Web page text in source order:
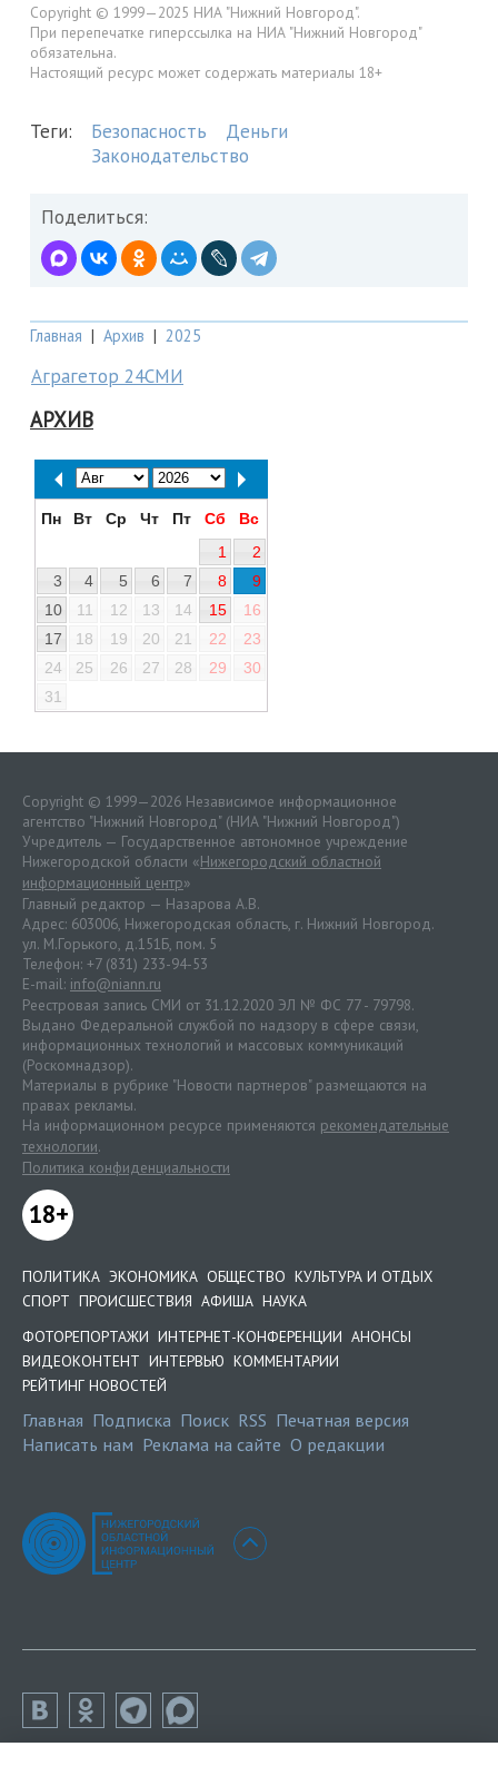
Copyright © 1999—2025 НИА "Нижний Новгород".
При перепечатке гиперссылка на НИА "Нижний Новгород"
обязательна.
Настоящий ресурс может содержать материалы 18+
Теги: Безопасность
Деньги
Законодательство
Поделиться:
Главная | Архив | 2025
Аграгетор 24СМИ
АРХИВ
Пн Вт Ср Чт Пт Сб
Вс
1
2
3
4 5 6 7 8
9
10
11 12 13 14 15
16
17
18 19 20 21 22
23
24
25 26 27 28 29
30
31
Copyright © 1999—2026 Независимое информационное
агентство "Нижний Новгород" (НИА "Нижний Новгород")
Учредитель — Государственное автономное учреждение
Нижегородской области «Нижегородский областной
информационный центр»
Главный редактор — Назарова А.В.
Адрес: 603006, Нижегородская область, г. Нижний Новгород.
ул. М.Горького, д.151Б, пом. 5
Телефон: +7 (831) 233-94-53
E-mail: info@niann.ru
Реестровая запись СМИ от 31.12.2020 ЭЛ № ФС 77 - 79798.
Выдано Федеральной службой по надзору в сфере связи,
информационных технологий и массовых коммуникаций
(Роскомнадзор).
Материалы в рубрике "Новости партнеров" размещаются на
правах рекламы.
На информационном ресурсе применяются рекомендательные
технологии.
Политика конфиденциальности
18+
ПОЛИТИКА ЭКОНОМИКА ОБЩЕСТВО КУЛЬТУРА И ОТДЫХ
СПОРТ ПРОИСШЕСТВИЯ АФИША НАУКА
ФОТОРЕПОРТАЖИ ИНТЕРНЕТ-КОНФЕРЕНЦИИ АНОНСЫ
ВИДЕОКОНТЕНТ ИНТЕРВЬЮ КОММЕНТАРИИ
РЕЙТИНГ НОВОСТЕЙ
Главная Подписка Поиск RSS Печатная версия
Написать нам Реклама на сайте О редакции